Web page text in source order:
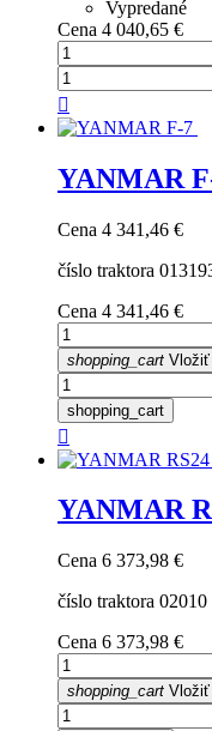
Vypredané
Cena 4 040,65 €

YANMAR
Cena 4 341,46 €
číslo traktora
Cena 4 341,46 €
shopping_cart
shopping_cart

YANMAR
Cena 6 373,98 €
číslo traktora 02010
Cena 6 373,98 €
shopping_cart